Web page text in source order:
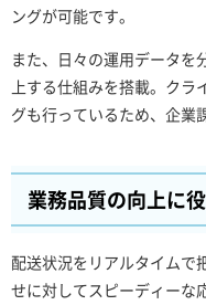
ングが可能です。
また、日々の運用データを
上する仕組みを搭載。ク
グも行っているため、企業
業務品質の向上に
配送状況をリアルタイムで
せに対してスピーディーな